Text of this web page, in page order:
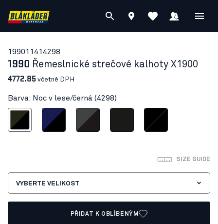
19901141 4298
1990 Řemeslnické strečové kalhoty X1900
4772.85 včetně DPH
Barva: Noc v lese/černá (4298)
v lese/černá
Námornická modr/cerná
Stredne šedá/cerná Černá/Černá
SIZE GUIDE
VYBERTE VELIKOST
PŘIDAT K OBLÍBENÝM